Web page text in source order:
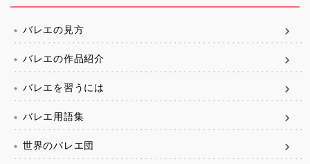
バレエの見方
バレエの作品紹介
バレエを習うには
バレエ用語集
世界のバレエ団